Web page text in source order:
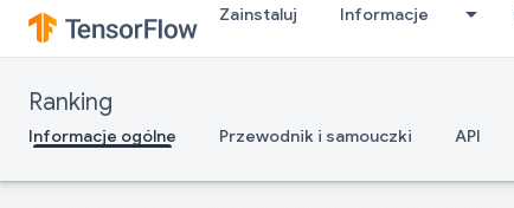
Zainstaluj Informacje
Ranking
Informacje ogólne Przewodnik i samouczki API